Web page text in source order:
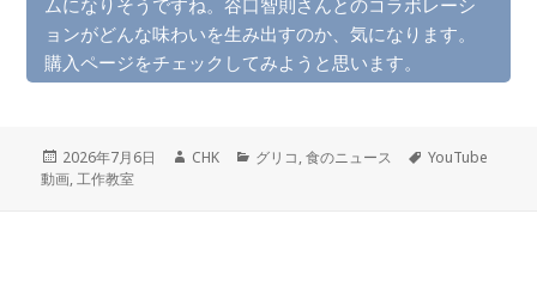
ムになりそうですね。谷口智則さんとのコラボレーシ
ョンがどんな味わいを生み出すのか、気になります。
購入ページをチェックしてみようと思います。
投
稿
2026年7月6日
作
CHK
カ
グリコ,食のニュース
タ
YouTube
動画,工作教室